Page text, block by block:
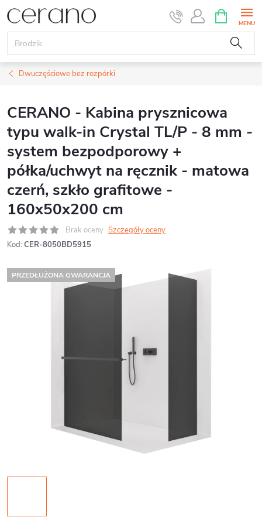
Przejść
do
treści
KOSZYK
Dwuczęściowe bez rozpórki
CERANO - Kabina prysznicowa
typu walk-in Crystal TL/P - 8 mm -
system bezpodporowy +
półka/uchwyt na ręcznik - matowa
czerń, szkło grafitowe -
160x50x200 cm
Brak oceny Szczegóły oceny
Kod: CER-8050BD5915
PRZEDŁUŻONA GWARANCJA